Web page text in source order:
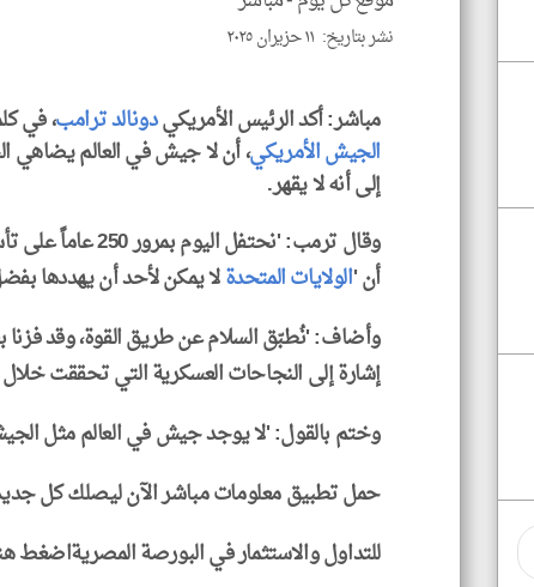
نشر بتاريخ: ١١ حزيران ٢٠٢٥
مباشر: أكد الرئيس الأمريكيدونالد ترامب، في كلمة
الجيش الأمريكي، أن لا جيش في العالم يضاهي
إلى أنه لا يقهر.
وقال ترمب:
أن 'الولايات المتحدةلا يمكن لأحد أن يهددها
وأضاف: 'نُطبّق السلام عن طريق القوة، وقد
إشارة إلى النجاحات العسكرية التي تحققت خلال
وختم بالقول: 'لا يوجد جيش في العالم مثل
حمل تطبيق معلومات مباشر الآن ليصلك كل
للتداول والاستثمار في البورصة المصريةاضغط